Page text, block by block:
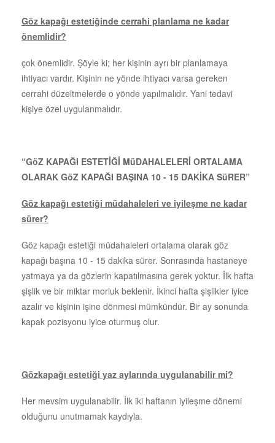
Göz kapağı estetiğinde cerrahi planlama ne kadar
önemlidir?
çok önemlidir. Şöyle ki; her kişinin ayrı bir planlamaya
ihtiyacı vardır. Kişinin ne yönde ihtiyacı varsa gereken
cerrahi düzeltmelerde o yönde yapılmalıdır. Yani tedavi
kişiye özel uygulanmalıdır.
“GöZ KAPAĞI ESTETİĞİ MüDAHALELERİ ORTALAMA
OLARAK GöZ KAPAĞI BAŞINA 10 - 15 DAKİKA SüRER”
Göz kapağı estetiği müdahaleleri ve iyileşme ne kadar
sürer?
Göz kapağı estetiği müdahaleleri ortalama olarak göz
kapağı başına 10 - 15 dakika sürer. Sonrasında hastaneye
yatmaya ya da gözlerin kapatılmasına gerek yoktur. İlk hafta
şişlik ve bir miktar morluk beklenir. İkinci hafta şişlikler iyice
azalır ve kişinin işine dönmesi mümkündür. Bir ay sonunda
kapak pozisyonu iyice oturmuş olur.
Gözkapağı estetiği yaz aylarında uygulanabilir mi?
Her mevsim uygulanabilir. İlk iki haftanın iyileşme dönemi
olduğunu unutmamak kaydıyla.